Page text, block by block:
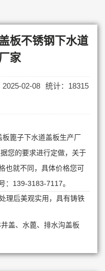
置：首页>>龙潭行业资讯
板不锈钢下水道
家
02-08 统计：18315
板篦子下水道盖板生产厂
您的要求进行定做，关于
也就不同，具体价格您可
：139-3183-7117。
理后美观实用，具有铸铁
盖、水蓖、排水沟盖板